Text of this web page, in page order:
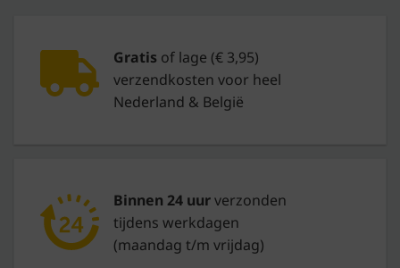
Gratis of lage (€ 3,95)
verzendkosten voor heel
Nederland & België
Binnen 24 uurverzonden
tijdens werkdagen
(maandag t/m vrijdag)